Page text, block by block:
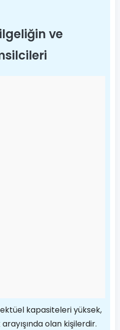
ve
kapasiteleri yüksek,
olan kişilerdir.